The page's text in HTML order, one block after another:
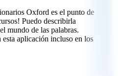
Oxford es el punto de
Puedo describirla
mundo de las palabras.
esta aplicación incluso en los